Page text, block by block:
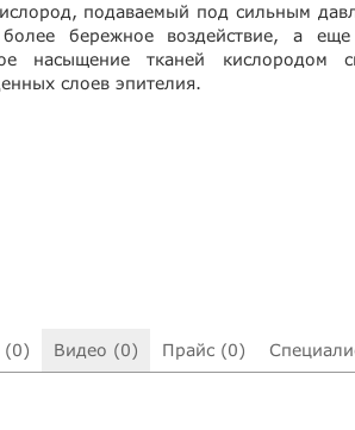
подаваемый под сильным
бережное воздействие, а
насыщение тканей кислородом
слоев эпителия.
(0) Видео (0) Прайс (0)